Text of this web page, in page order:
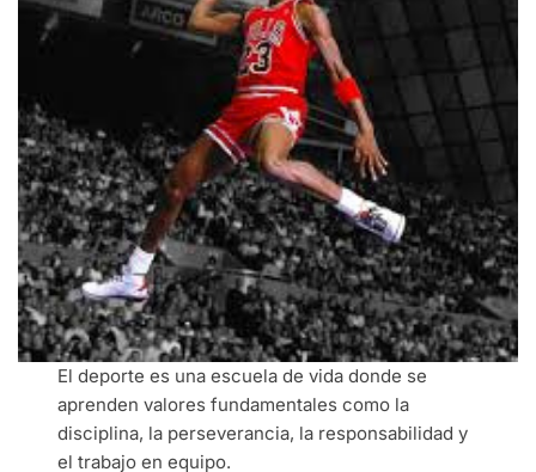
El deporte es una escuela de vida donde se
aprenden valores fundamentales como la
disciplina, la perseverancia, la responsabilidad y
el trabajo en equipo.